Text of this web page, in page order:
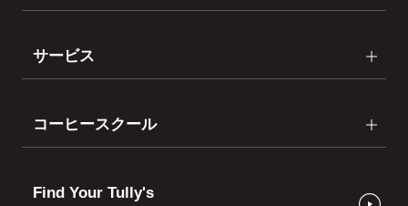
サービス
コーヒースクール
Find Your Tully's